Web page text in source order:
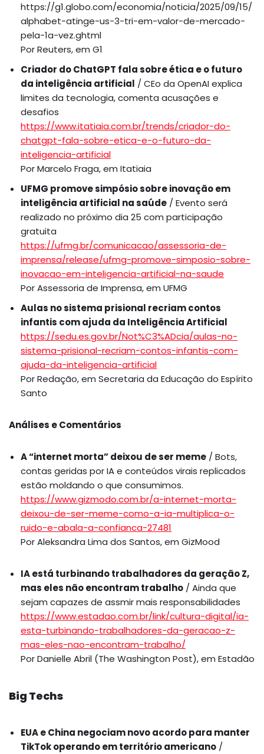
https://g1.globo.com/economia/noticia/2025/09/15/
alphabet-atinge-us-3-tri-em-valor-de-mercado-
pela-1a-vez.ghtml
Por Reuters, em G1
Criador do ChatGPT fala sobre ética e o futuro
da inteligência artificial / CEo da OpenAI explica
limites da tecnologia, comenta acusações e
desafios
https://www.itatiaia.com.br/trends/criador-do-
chatgpt-fala-sobre-etica-e-o-futuro-da-
inteligencia-artificial
Por Marcelo Fraga, em Itatiaia
UFMG promove simpósio sobre inovação em
inteligência artificial na saúde / Evento será
realizado no próximo dia 25 com participação
gratuita
https://ufmg.br/comunicacao/assessoria-de-
imprensa/release/ufmg-promove-simposio-sobre-
inovacao-em-inteligencia-artificial-na-saude
Por Assessoria de Imprensa, em UFMG
Aulas no sistema prisional recriam contos
infantis com ajuda da Inteligência Artificial
https://sedu.es.gov.br/Not%C3%ADcia/aulas-no-
sistema-prisional-recriam-contos-infantis-com-
ajuda-da-inteligencia-artificial
Por Redação, em Secretaria da Educação do Espírito
Santo
Análises e Comentários
A “internet morta” deixou de ser meme / Bots,
contas geridas por IA e conteúdos virais replicados
estão moldando o que consumimos.
https://www.gizmodo.com.br/a-internet-morta-
deixou-de-ser-meme-como-a-ia-multiplica-o-
ruido-e-abala-a-confianca-27481
Por Aleksandra Lima dos Santos, em GizMood
IA está turbinando trabalhadores da geração Z,
mas eles não encontram trabalho / Ainda que
sejam capazes de assmir mais responsabilidades
https://www.estadao.com.br/link/cultura-digital/ia-
esta-turbinando-trabalhadores-da-geracao-z-
mas-eles-nao-encontram-trabalho/
Por Danielle Abril (The Washington Post), em Estadão
Big Techs
EUA e China negociam novo acordo para manter
TikTok operando em território americano /